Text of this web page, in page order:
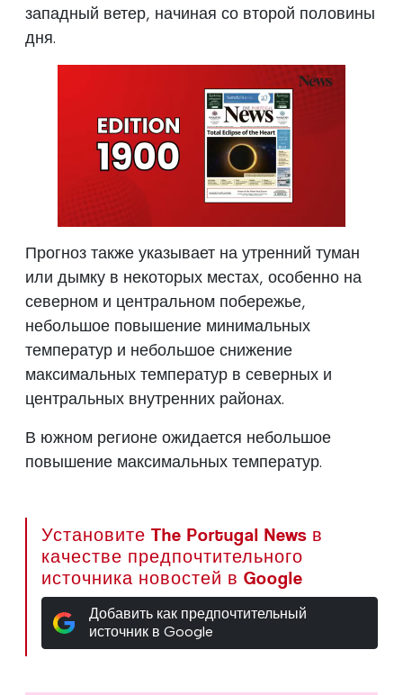
западный ветер, начиная со второй половины
дня.
Прогноз также указывает на утренний туман
или дымку в некоторых местах, особенно на
северном и центральном побережье,
небольшое повышение минимальных
температур и небольшое снижение
максимальных температур в северных и
центральных внутренних районах.
В южном регионе ожидается небольшое
повышение максимальных температур.
Установите The Portugal News в
качестве предпочтительного
источника новостей в Google
Добавить как предпочтительный
источник в Google